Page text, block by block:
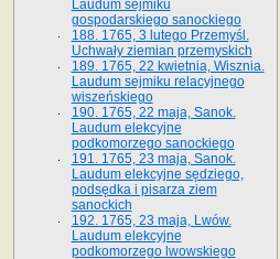
Laudum sejmiku
gospodarskiego sanockiego
188. 1765, 3 lutego Przemyśl.
Uchwały ziemian przemyskich
189. 1765, 22 kwietnia, Wisznia.
Laudum sejmiku relacyjnego
wiszeńskiego
190. 1765, 22 maja, Sanok.
Laudum elekcyjne
podkomorzego sanockiego
191. 1765, 23 maja, Sanok.
Laudum elekcyjne sędziego,
podsędka i pisarza ziem
sanockich
192. 1765, 23 maja, Lwów.
Laudum elekcyjne
podkomorzego lwowskiego